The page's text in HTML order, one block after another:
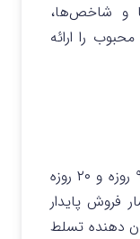
و شاخص‌ها،
محبوب را ارائه
میانگین‌ های متحرک نمایی (EMA) ۹ روزه و ۲۰ روزه
فروش پایدار
دهنده تسلط